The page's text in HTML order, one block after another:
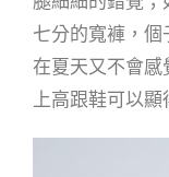
七分的寬褲，個
在夏天又不會
上高跟鞋可以顯